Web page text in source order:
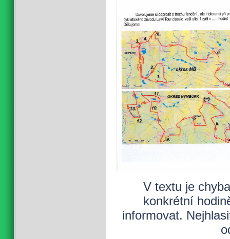
V textu je
konkrétní
informovat.